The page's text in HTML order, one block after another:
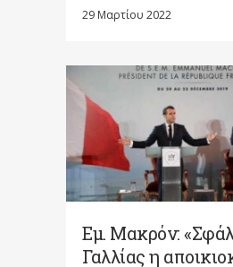
29 Μαρτίου 2022
Εμ. Μακρόν:
Γαλλίας η